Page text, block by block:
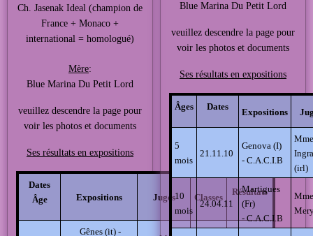
Ch. Jasenak Ideal (champion de
France + Monaco +
international = homologué)
Mère:
Blue Marina Du Petit Lord
veuillez descendre la page pour
voir les photos et documents
Ses résultats en expositions
Dates
Âge
Expositions Juges Classes
Résultats
Gênes (it) -
Blue Marina Du Petit Lord
veuillez descendre la page pour
voir les photos et documents
Ses résultats en expositions
Âges Dates
Expositions
5
mois
21.11.10
Genova (I)
- C.A.C.I.B
Mme
(irl)
10
mois
24.04.11
Martigues
(Fr)
-C.A.C.I.B
Mme